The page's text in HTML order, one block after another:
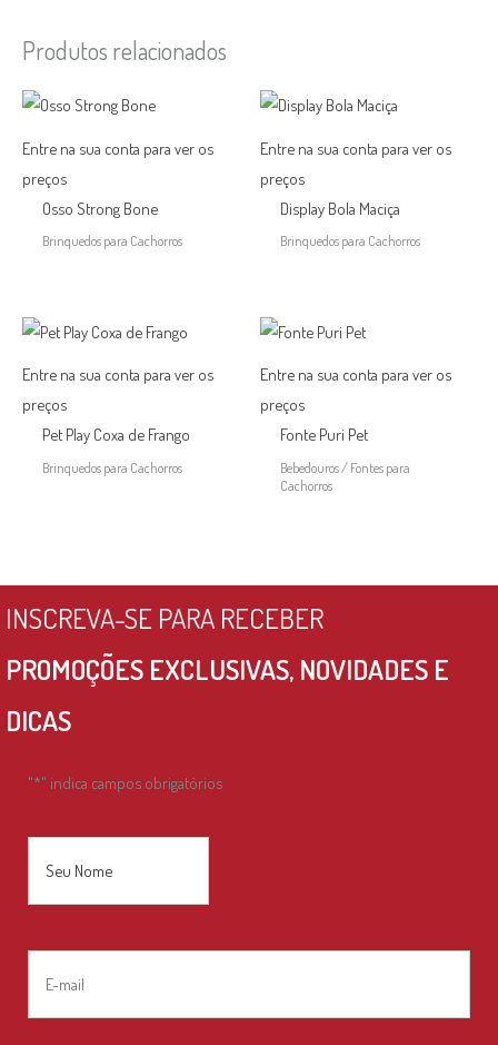
Produtos relacionados
Entre na sua conta para ver os
preços
Osso Strong Bone
Brinquedos para Cachorros
Entre na sua conta para ver os
preços
Display Bola Maciça
Brinquedos para Cachorros
Entre na sua conta para ver os
preços
Pet Play Coxa de Frango
Brinquedos para Cachorros
Entre na sua conta para ver os
preços
Fonte Puri Pet
Bebedouros / Fontes para
Cachorros
INSCREVA-SE PARA RECEBER
PROMOÇÕES EXCLUSIVAS, NOVIDADES E
DICAS
"*" indica campos obrigatórios
Nome* Nome
E-
mail*